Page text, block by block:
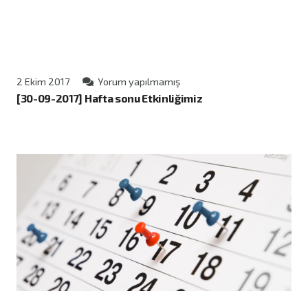
2 Ekim 2017 Yorum yapılmamış
[30-09-2017] Hafta sonu Etkinliğimiz